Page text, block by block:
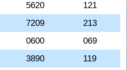
5620
121
7209
213
0600
069
3890
119